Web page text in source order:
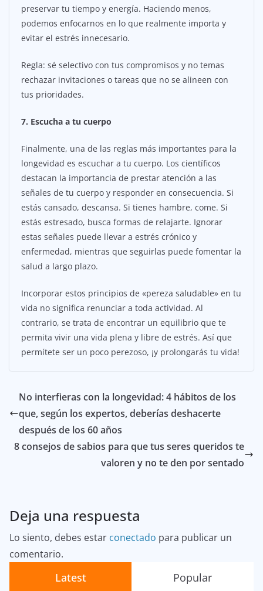
preservar tu tiempo y energía. Haciendo menos,
podemos enfocarnos en lo que realmente importa y
evitar el estrés innecesario.
Regla: sé selectivo con tus compromisos y no temas
rechazar invitaciones o tareas que no se alineen con
tus prioridades.
7. Escucha a tu cuerpo
Finalmente, una de las reglas más importantes para la
longevidad es escuchar a tu cuerpo. Los científicos
destacan la importancia de prestar atención a las
señales de tu cuerpo y responder en consecuencia. Si
estás cansado, descansa. Si tienes hambre, come. Si
estás estresado, busca formas de relajarte. Ignorar
estas señales puede llevar a estrés crónico y
enfermedad, mientras que seguirlas puede fomentar la
salud a largo plazo.
Incorporar estos principios de «pereza saludable» en tu
vida no significa renunciar a toda actividad. Al
contrario, se trata de encontrar un equilibrio que te
permita vivir una vida plena y libre de estrés. Así que
permítete ser un poco perezoso, ¡y prolongarás tu vida!
No interfieras con la longevidad: 4 hábitos de los
que, según los expertos, deberías deshacerte
después de los 60 años
8 consejos de sabios para que tus seres queridos te
valoren y no te den por sentado
Deja una respuesta
Lo siento, debes estar conectado para publicar un
comentario.
Latest Popular